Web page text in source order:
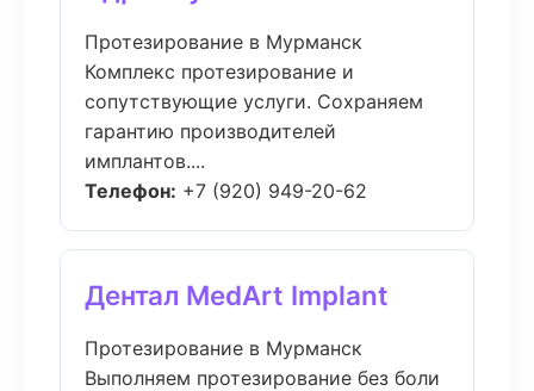
Протезирование в Мурманск
Комплекс протезирование и
сопутствующие услуги. Сохраняем
гарантию производителей
имплантов....
Телефон: +7 (920) 949-20-62
Дентал MedArt Implant
Протезирование в Мурманск
Выполняем протезирование без боли